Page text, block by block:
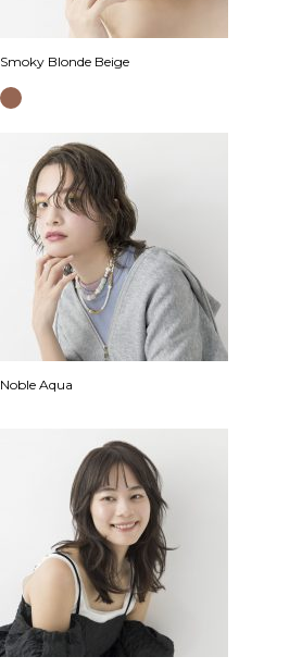
Smoky Blonde Beige
Noble Aqua